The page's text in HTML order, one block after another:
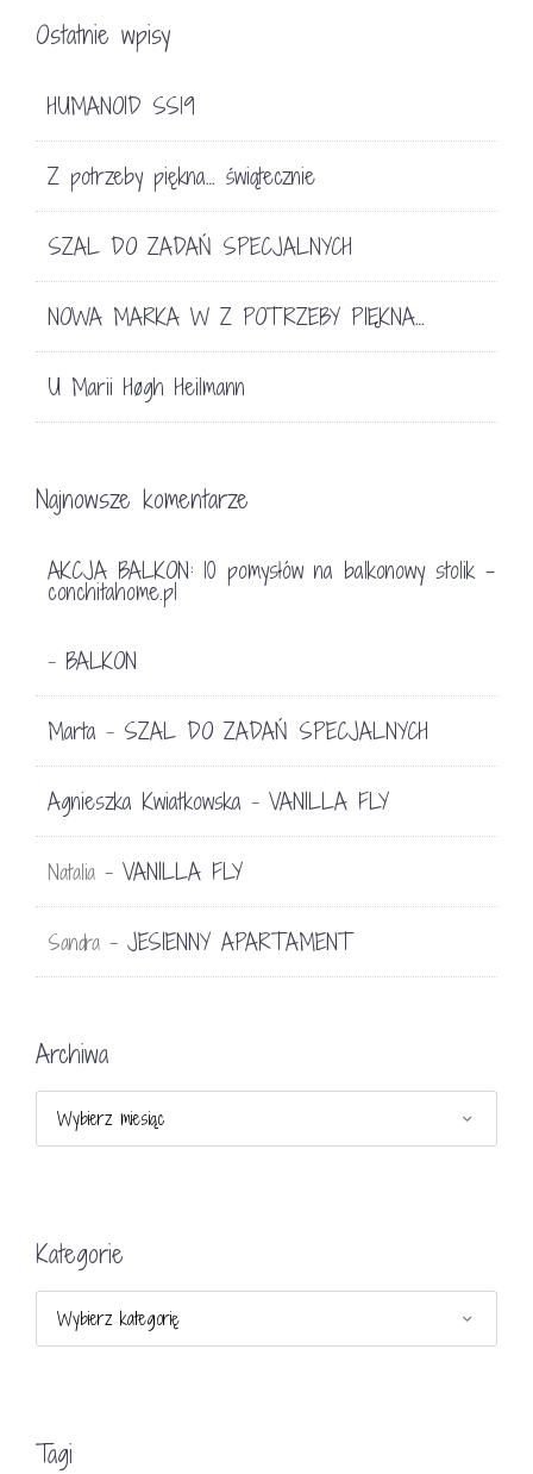
Ostatnie wpisy
HUMANOID SS19
Z potrzeby piękna… świątecznie
SZAL DO ZADAŃ SPECJALNYCH
NOWA MARKA W Z POTRZEBY PIĘKNA…
U Marii Høgh Heilmann
Najnowsze komentarze
AKCJA BALKON: 10 pomysłów na balkonowy stolik -
conchitahome.pl
- BALKON
Marta - SZAL DO ZADAŃ SPECJALNYCH
Agnieszka Kwiatkowska - VANILLA FLY
Natalia - VANILLA FLY
Sandra - JESIENNY APARTAMENT
Archiwa
Kategorie
Tagi